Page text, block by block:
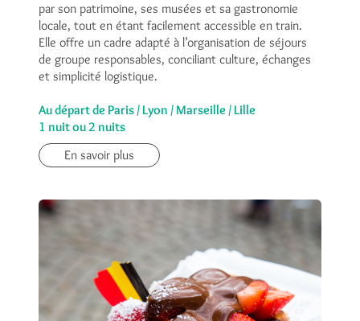
par son patrimoine, ses musées et sa gastronomie
locale, tout en étant facilement accessible en train.
Elle offre un cadre adapté à l’organisation de séjours
de groupe responsables, conciliant culture, échanges
et simplicité logistique.
Au départ de Paris / Lyon / Marseille / Lille
1 nuit ou 2 nuits
En savoir plus